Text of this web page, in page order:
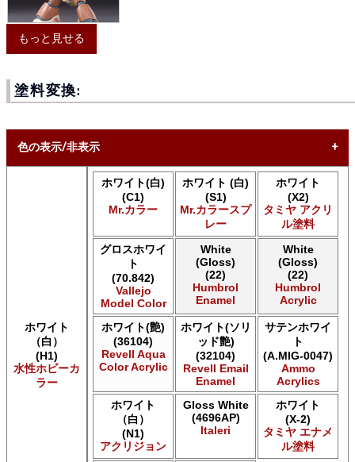
もっと見せる
塗料変換:
色の表示/非表示
* ボックスをオン/オフにして、同等の色を見つけやすくしま
AK INTERACTIVE AK 3rd Gen Acrylics
AK INTERACTIVE AK Acrylics
AK INTERACTIVE AK Real Color
ALCLAD II ALCLAD II
AMMO by Mig Jimenez Ammo Acrylics
Acrylicos Vallejo Vallejo Game Air
Acrylicos Vallejo Vallejo Game Color
Acrylicos Vallejo Vallejo Liquid Gold
Acrylicos Vallejo Vallejo Mecha Color
Acrylicos Vallejo Vallejo Metal Color
Acrylicos Vallejo Vallejo Model Air
Acrylicos Vallejo Vallejo Model Color
Acrylicos Vallejo Vallejo Panzer Aces
Citadel Colour Citadel
ホワイト
（白）
(H1)
水性ホビーカ
ラー
ホワイト(白)
(C1)
Mr.カラー
ホワイト (白)
(S1)
Mr.カラースプ
レー
ホワイト
(X2)
タミヤ アクリ
ル塗料
グロスホワイ
ト
(70.842)
Vallejo
Model Color
White
(Gloss)
(22)
Humbrol
Enamel
White
(Gloss)
(22)
Humbrol
Acrylic
ホワイト(艶)
(36104)
Revell Aqua
Color Acrylic
ホワイト(ソリ
ッド艶)
(32104)
Revell Email
Enamel
サテンホワイ
ト
(A.MIG-0047)
Ammo
Acrylics
ホワイト
（白）
(N1)
アクリジョン
Gloss White
(4696AP)
Italeri
ホワイト
(X-2)
タミヤ エナメ
ル塗料